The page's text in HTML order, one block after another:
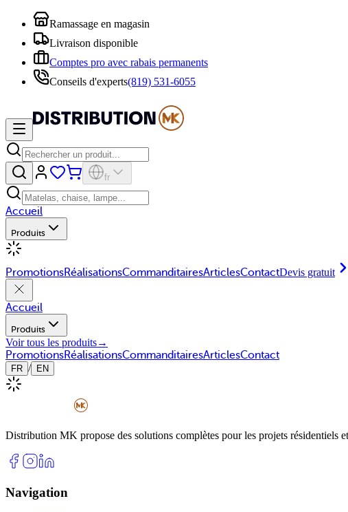
Ramassage en magasin
Livraison disponible
Comptes pro avec rabais permanents
Conseils d'experts(819) 531-6055
fr
Accueil
Produits
PromotionsRéalisationsCommanditairesArticlesContactDevis gratuit
Accueil
Produits
Voir tous les produits→
PromotionsRéalisationsCommanditairesArticlesContact
FR / EN
Distribution MK propose des solutions complètes pour les projets résidentiels
Navigation